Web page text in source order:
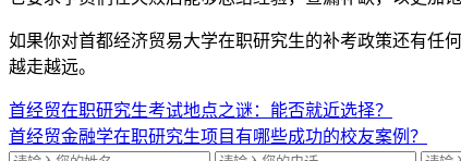
如果你对首都经济贸易大学在职研究生的补考政策还有任
越走越远。
首经贸在职研究生考试地点之谜：能否就近选择？
首经贸金融学在职研究生项目有哪些成功的校友案例？